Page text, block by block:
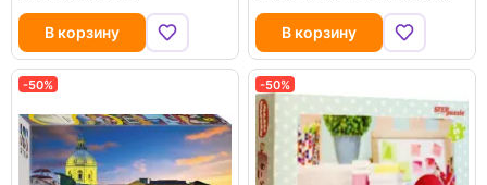
В корзину В корзину
-50% -50%